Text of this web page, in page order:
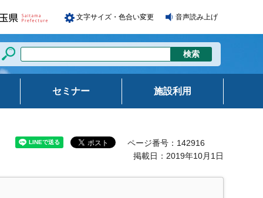
文字サイズ・色合い変更 音声読み上げ
セミナー 施設利用
ページ番号：142916
掲載日：2019年10月1日